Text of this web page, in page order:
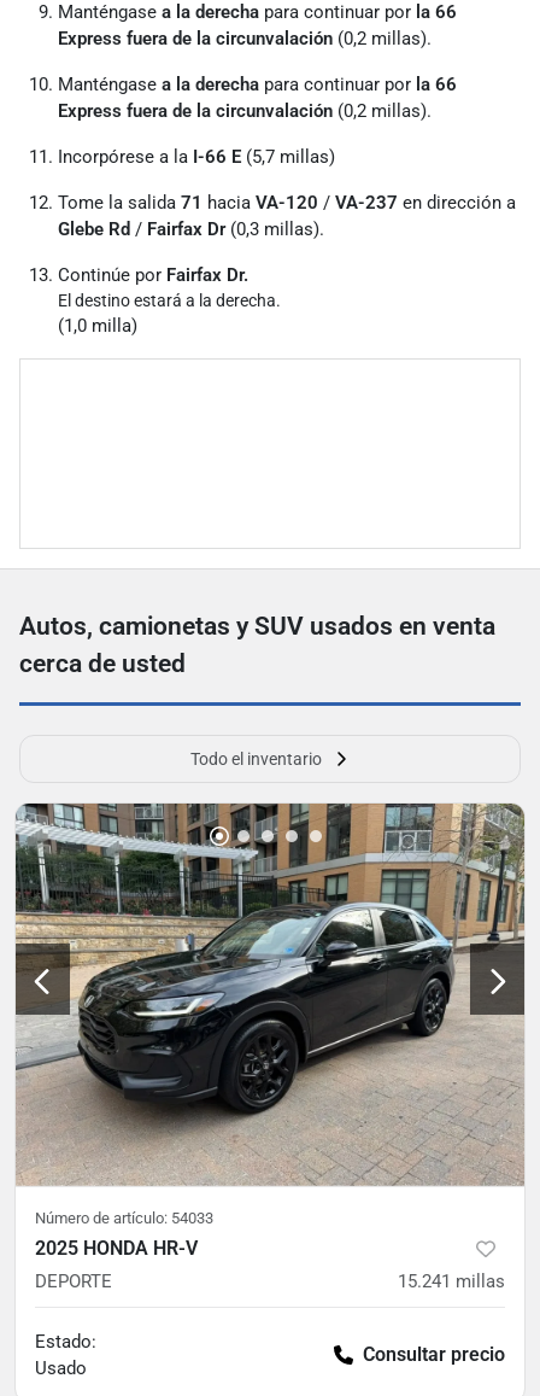
Manténgase a la derecha para continuar por la 66
Express fuera de la circunvalación (0,2 millas).
Manténgase a la derecha para continuar por la 66
Express fuera de la circunvalación (0,2 millas).
Incorpórese a la I-66 E (5,7 millas)
Tome la salida 71 hacia VA-120 / VA-237 en dirección a
Glebe Rd / Fairfax Dr(0,3 millas).
Continúe por Fairfax Dr.
El destino estará a la derecha.
(1,0 milla)
Autos, camionetas y SUV usados ​​en venta
cerca de usted
Todo el inventario
Número de artículo: 54033
2025 HONDA HR-V
DEPORTE 15.241 millas
Estado:
Usado
Consultar precio